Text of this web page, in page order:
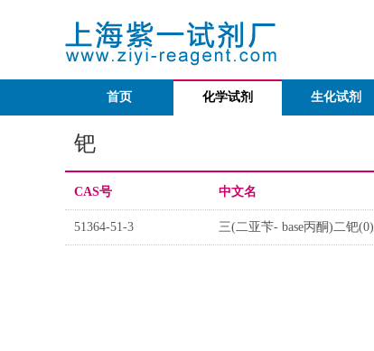
首页 化学试剂 生化试剂
钯
CAS号 中文名
51364-51-3 三(二亚苄- base丙酮)二钯(0)